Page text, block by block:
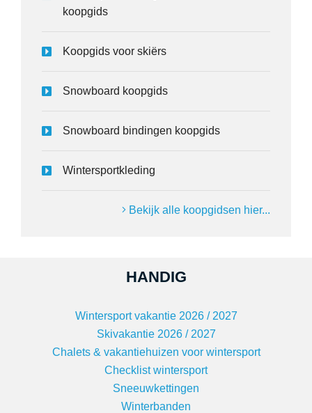
koopgids
Koopgids voor skiërs
Snowboard koopgids
Snowboard bindingen koopgids
Wintersportkleding
Bekijk alle koopgidsen hier...
HANDIG
Wintersport vakantie 2026 / 2027
Skivakantie 2026 / 2027
Chalets & vakantiehuizen voor wintersport
Checklist wintersport
Sneeuwkettingen
Winterbanden